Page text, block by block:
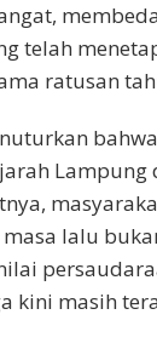
telah
ratusan
Lampung
lalu
kini masih